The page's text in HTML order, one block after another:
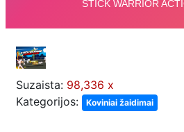
Suzaista: 98,336 x
Kategorijos:
Koviniai žaidimai